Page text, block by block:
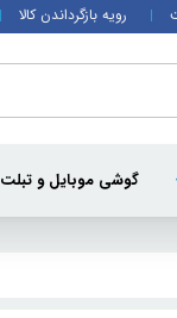
رویه بازگرداندن کالا
گوشی موبایل و تبلت